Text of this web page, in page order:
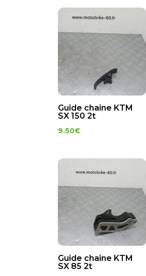
Guide chaine KTM
SX 150 2t
9.50€
Guide chaine KTM
SX 85 2t